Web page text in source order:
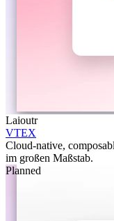
Laioutr
VTEX
Cloud-native,
im großen Maßstab.
Planned